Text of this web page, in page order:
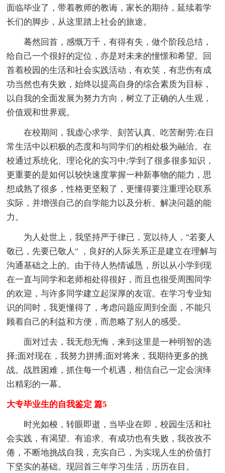
面临毕业了，带着教师的教诲，家长的期待，延续着学
长们的脚步，从这里踏上社会的旅途。
蓦然回首，感慨万千，有得有失，做个阶段总结，
给自己一个很好的定位，亦是对未来的憧憬和希望。回
首着校园的生活和社会实践活动，有欢笑，有悲伤有成
功当然也有失败，始终以提高自身的综合素质为目标，
以自我的全面发展为努力方向，树立了正确的人生观，
价值观和世界观。
在校期间，我虚心求学、刻苦认真、吃苦耐劳;在日
常生活中以积极的态度和与同学们的相处极为融洽。在
校通过系统化、理论化的实习中;学到了很多很多知识，
更重要的是如何以较快速度掌握一种新事物的能力，思
想成熟了很多，性格更坚毅了，更懂得要注重理论联系
实际，并增强自己的自学能力以及分析、解决问题的能
力。
为人处世上，我坚持严于律已，宽以待人，"若要人
敬已，先要已敬人" ，良好的人际关系正是建立在理解与
沟通基础之上的。由于待人热情诚恳，所以从小学到现
在一直与同学和老师相处得很好，而且也很受周围同学
的欢迎，与许多同学建立起深厚的友谊。在学习专业知
识的同时，我更懂得了，考虑问题应周到全面，不能只
顾着自己的利益和方便，而忽略了别人的感受。
面对过去，我无怨无悔，来到这里是一种明智的选
择;面对现在，我努力拼搏;面对将来，我期待更多的挑
战。战胜困难，抓住每一个机遇，相信自己一定会演绎
出精彩的一幕。
大专毕业生的自我鉴定 篇5
时光如梭，转眼即逝，当毕业在即，校园生活和社
会实践，有渴望、有追求、有成功也有失败，我孜孜不
倦，不断地挑战自我，充实自己，为实现人生的价值打
下坚实的基础。现回首三年学习生活，历历在目。